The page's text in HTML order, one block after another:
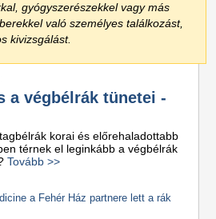
gyógyszerészekkel vagy más
való személyes találkozást,
kivizsgálást.
a végbélrák tünetei -
korai és előrehaladottabb
térnek el leginkább a végbélrák
Tovább >>
a Fehér Ház partnere lett a rák